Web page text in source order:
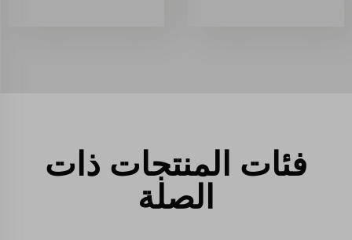
فئات المنتجات ذات
الصلة